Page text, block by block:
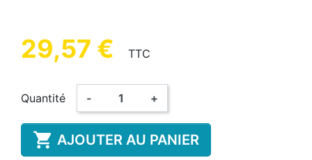
29,57 € TTC
Quantité - +
 AJOUTER AU PANIER